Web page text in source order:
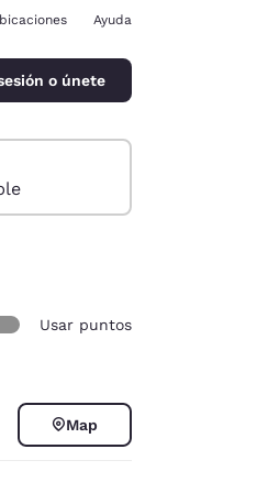
Ayuda
o únete
Usar puntos
Map